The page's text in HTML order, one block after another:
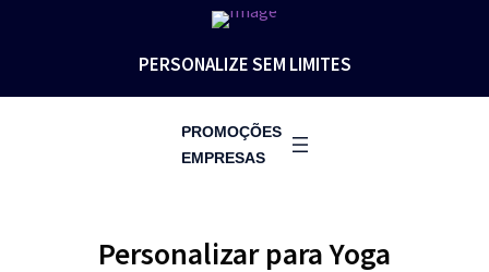
PERSONALIZE SEM LIMITES
PROMOÇÕES
EMPRESAS
Personalizar para Yoga